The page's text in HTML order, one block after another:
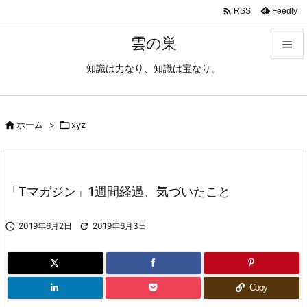
雲の巣
知識は力なり、知識は宝なり。

 RSS Feedly
ホーム > xyz
「Tマガジン」1週間経過、気づいたこと
 2019年6月2日  2019年6月3日
Copy